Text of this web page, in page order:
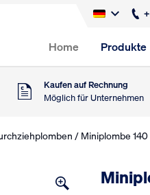
Home Produkte
Kaufen auf Rechnung
Möglich für Unternehmen
/ Miniplombe 140